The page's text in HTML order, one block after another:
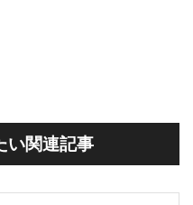
い関連記事